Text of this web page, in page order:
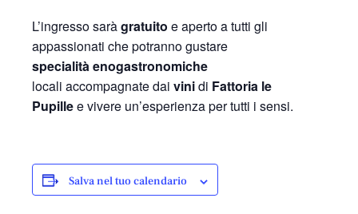
L’ingresso saràgratuito e aperto a tutti gli
appassionati che potranno gustare
specialità enogastronomiche
locali accompagnate dai vinidi Fattoria le
Pupillee vivere un’esperienza per tutti i sensi.
Salva nel tuo calendario